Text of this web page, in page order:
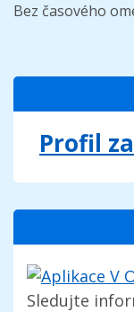
Bez časového
Profil
Sledujte